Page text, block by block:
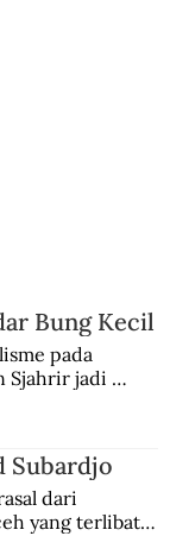
Bung Kecil
pada
Sjahrir jadi
Subardjo
dari
yang terlibat